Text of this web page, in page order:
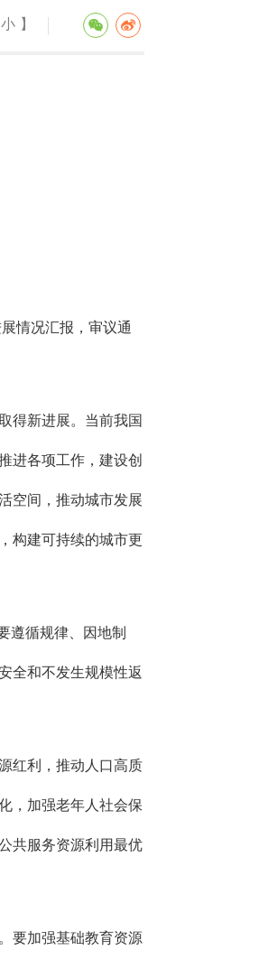
小 】
情况汇报，审议通
得新进展。当前我国
进各项工作，建设创
空间，推动城市发展
构建可持续的城市更
遵循规律、因地制
全和不发生规模性返
红利，推动人口高质
，加强老年人社会保
共服务资源利用最优
要加强基础教育资源